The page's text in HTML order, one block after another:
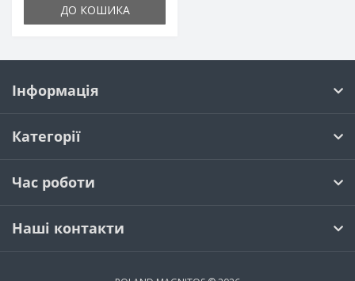
ДО КОШИКА
Інформація
Категорії
Час роботи
Наші контакти